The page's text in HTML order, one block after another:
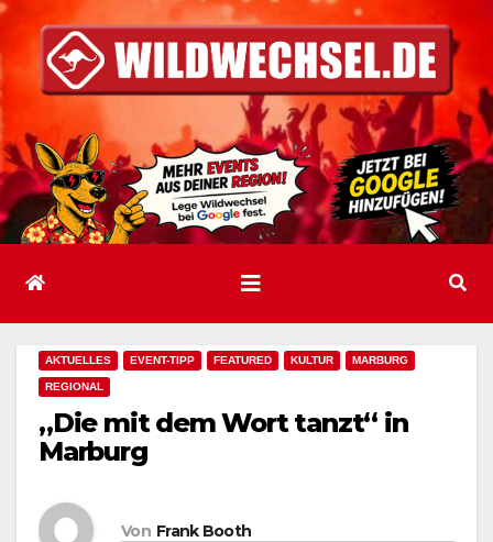
Inhalt
springen
AKTUELLES EVENT-TIPP FEATURED KULTUR MARBURG
REGIONAL
„Die mit dem Wort tanzt“ in
Marburg
Von Frank Booth